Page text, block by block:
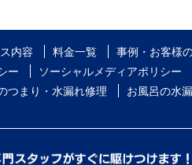
内容 料金一覧 事例・お客様
ー
ソーシャルメディアポリシー
つまり・水漏れ修理 お風呂の水